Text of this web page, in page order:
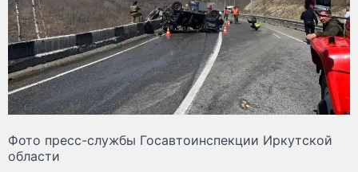
Фото пресс-службы Госавтоинспекции Иркутской
области